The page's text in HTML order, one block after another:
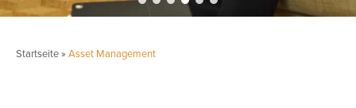
Startseite» Asset Management